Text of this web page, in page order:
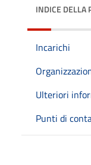
INDICE DELLA
Incarichi
Ulteriori
Punti di